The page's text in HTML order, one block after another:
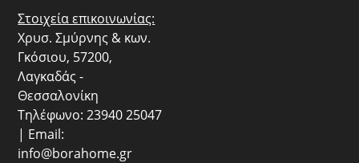
Στοιχεία επικοινωνίας:
Χρυσ. Σμύρνης & κων.
Γκόσιου, 57200,
Λαγκαδάς -
Θεσσαλονίκη
Τηλέφωνο: 23940 25047
| Email:
info@borahome.gr